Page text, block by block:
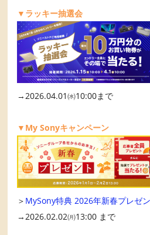
▼ラッキー抽選会
→2026.04.01㈬10:00まで
▼My Sonyキャンペーン
＞ MySony特典 2026年新春プレゼ
→2026.02.02㈪13:00 まで